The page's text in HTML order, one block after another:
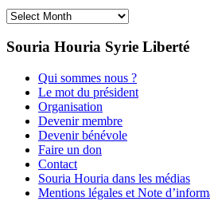
Archives
Souria Houria Syrie Liberté
Qui sommes nous ?
Le mot du président
Organisation
Devenir membre
Devenir bénévole
Faire un don
Contact
Souria Houria dans les médias
Mentions légales et Note